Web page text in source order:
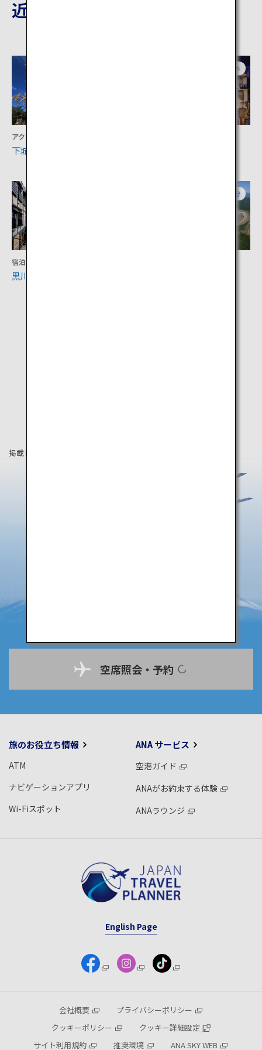
近隣の観光地
アクティビティ
下城
熊本
宿泊
黒川温泉と深山山荘
大分
掲載している情報は2024年12月時点の情報です。
空席照会・予約
旅のお役立ち情報
ATM
ナビゲーションアプリ
Wi-Fiスポット
ANA サービス
空港ガイド
ANAがお約束する体験
ANAラウンジ
English Page
会社概要
プライバシーポリシー
クッキーポリシー
クッキー詳細設定
サイト利用規約
推奨環境 ANA SKY WEB